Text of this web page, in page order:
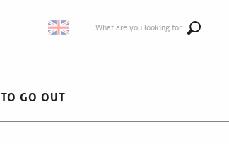
What are you looking for
TO GO OUT